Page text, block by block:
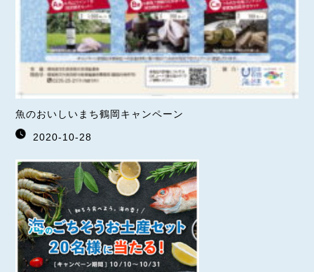
魚のおいしいまち鶴岡キャンペーン
2020-10-28